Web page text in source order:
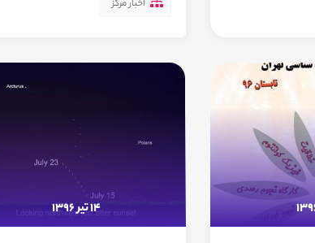
اخبار مرکز
14 تیر 1396